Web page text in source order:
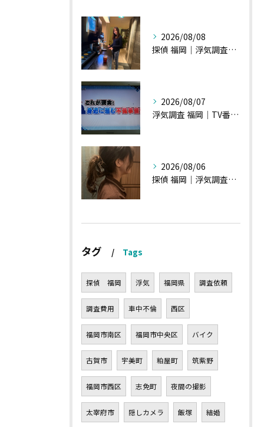
2026/08/08
探偵 福岡｜浮気調査、諸状況、そして雑談へ
2026/08/07
浮気調査 福岡｜TV番組15分間の特集の時のお話①
2026/08/06
探偵 福岡｜浮気調査の現場から・・・・チハルさん特集
タグ Tags
探偵 福岡 浮気 福岡県 調査依頼
調査費用 車中不倫 西区
福岡市南区 福岡市中央区 バイク
古賀市 宇美町 粕屋町 筑紫野
福岡市西区 志免町 夜間の撮影
太宰府市 隠しカメラ 飯塚 結婚